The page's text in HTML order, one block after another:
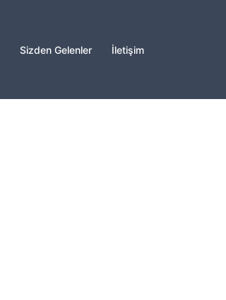
Sizden Gelenler İletişim